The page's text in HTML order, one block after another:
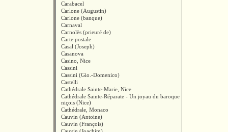
Carabacel
Carlone (Augustin)
Carlone (banque)
Carnaval
Carnolès (prieuré de)
Carte postale
Casal (Joseph)
Casanova
Casino, Nice
Cassini
Cassini (Gio.-Domenico)
Castelli
Cathédrale Sainte-Marie, Nice
Cathédrale Sainte-Réparate - Un joyau du baroque
niçois (Nice)
Cathédrale, Monaco
Cauvin (Antoine)
Cauvin (François)